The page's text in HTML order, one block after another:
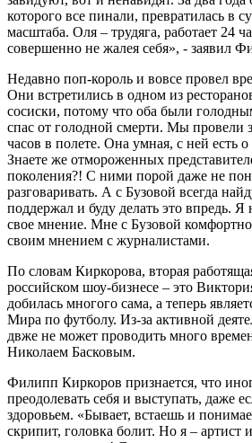
которого все пинали, превратилась в
масштаба. Оля – трудяга, работает 24
совершенно не жалея себя», - заявил
Недавно поп-король и вовсе провел
Они встретились в одном из
сосиски, потому что оба были
спас от голодной смерти. Мы провели
часов в полете. Она умная, с ней есть
Знаете же отмороженных
поколения?! С ними порой даже не
разговаривать. А с Бузовой всегда
поддержал и буду делать это впредь. Я
свое мнение. Мне с Бузовой
своим мнением с журналистами.
По словам Киркорова, вторая
российском шоу-бизнесе – это
добилась многого сама, а теперь
Мира по футболу. Из-за активной
двже не может проводить много
Николаем Басковым.
Филипп Киркоров признается, что
преодолевать себя и выступать, даже
здоровьем. «Бывает, встаешь и
скрипит, головка болит. Но я – артист